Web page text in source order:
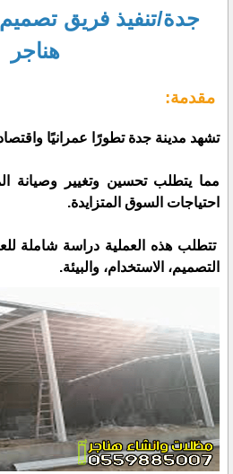
جدة/تنفيذ فريق
هناجر
مقدمة:
تشهد مدينة جدة تطورًا عمرانيًا
مما يتطلب تحسين وتغيير وصيانة
احتياجات السوق المتزايدة.
تتطلب هذه العملية دراسة شاملة
التصميم، الاستخدام، والبيئة.